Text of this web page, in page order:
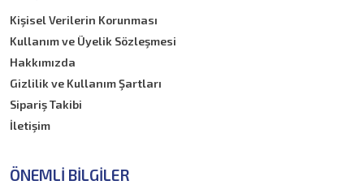
Kişisel Verilerin Korunması
Kullanım ve Üyelik Sözleşmesi
Hakkımızda
Gizlilik ve Kullanım Şartları
Sipariş Takibi
İletişim
ÖNEMLI BILGILER